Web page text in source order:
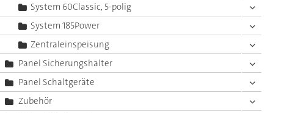
System 60Classic, 5-polig
System 185Power
Zentraleinspeisung
Panel Sicherungshalter
Panel Schaltgeräte
Zubehör